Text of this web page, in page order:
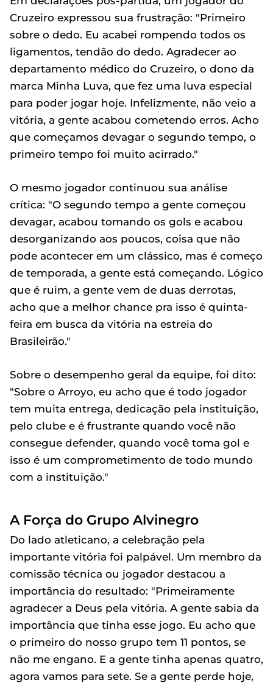
Cruzeiro expressou sua frustração: "Primeiro
sobre o dedo. Eu acabei rompendo todos os
ligamentos, tendão do dedo. Agradecer ao
departamento médico do Cruzeiro, o dono da
marca Minha Luva, que fez uma luva especial
para poder jogar hoje. Infelizmente, não veio a
vitória, a gente acabou cometendo erros. Acho
que começamos devagar o segundo tempo, o
primeiro tempo foi muito acirrado."
O mesmo jogador continuou sua análise
crítica: "O segundo tempo a gente começou
devagar, acabou tomando os gols e acabou
desorganizando aos poucos, coisa que não
pode acontecer em um clássico, mas é começo
de temporada, a gente está começando. Lógico
que é ruim, a gente vem de duas derrotas,
acho que a melhor chance pra isso é quinta-
feira em busca da vitória na estreia do
Brasileirão."
Sobre o desempenho geral da equipe, foi dito:
"Sobre o Arroyo, eu acho que é todo jogador
tem muita entrega, dedicação pela instituição,
pelo clube e é frustrante quando você não
consegue defender, quando você toma gol e
isso é um comprometimento de todo mundo
com a instituição."
A Força do Grupo Alvinegro
Do lado atleticano, a celebração pela
importante vitória foi palpável. Um membro da
comissão técnica ou jogador destacou a
importância do resultado: "Primeiramente
agradecer a Deus pela vitória. A gente sabia da
importância que tinha esse jogo. Eu acho que
o primeiro do nosso grupo tem 11 pontos, se
não me engano. E a gente tinha apenas quatro,
agora vamos para sete. Se a gente perde hoje,